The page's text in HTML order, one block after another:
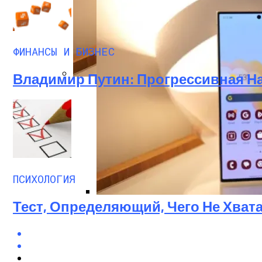
Топ Недорогих Смартфонов: 5 Моделей
Топ Недорогих Смартфонов: 5
ФИНАНСЫ И БИЗНЕС
Владимир Путин: Прогрессивная
ПСИХОЛОГИЯ
Тест, Определяющий, Чего Не